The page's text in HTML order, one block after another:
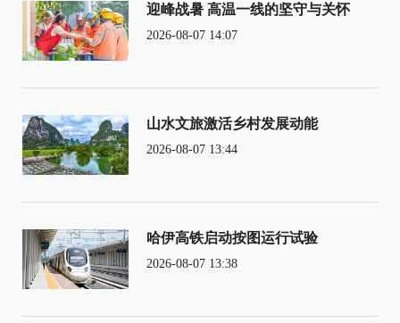
迎峰战暑 高温一线的坚守与关怀
2026-08-07 14:07
山水文旅激活乡村发展动能
2026-08-07 13:44
哈伊高铁启动按图运行试验
2026-08-07 13:38